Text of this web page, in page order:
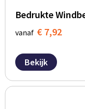
Bedrukte
vanaf € 7,92
Bekijk